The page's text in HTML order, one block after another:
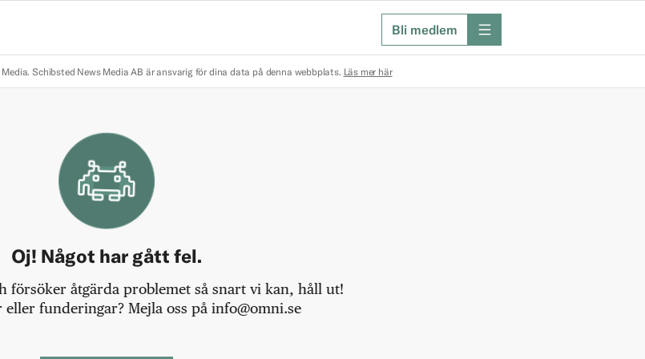
Bli medlem meny
Schibsted News Media AB är ansvarig för dina data på denna webbplats. Läs mer här
Oj! Något har gått fel.
försöker åtgärda problemet så snart vi kan, håll ut!
funderingar? Mejla oss på info@omni.se